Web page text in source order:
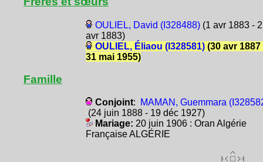
OULIEL, David (I328488)(1 avr 1883 -
avr 1883)
OULIEL, Éliaou (I328581)(30 avr 1887
31 mai 1955)
Famille
Conjoint:
MAMAN, Guemmara
(24 juin 1888 - 19 déc 1927)
Mariage: 20 juin 1906 : Oran Algérie
Française ALGÉRIE